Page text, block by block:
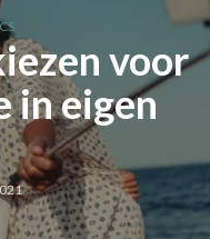
voor
in eigen